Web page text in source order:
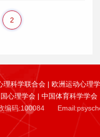
2
理科学联合会 | 欧洲运动心理
心理学会 | 中国体育科学学会
编码:100084